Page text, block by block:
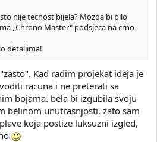
nije tecnost bijela? Mozda bi bilo
,,Chrono Master" podsjeca na crno-
detaljima!
Kad radim projekat ideja je
racuna i ne preterati sa
bojama. bela bi izgubila svoju
belinom unutrasnjosti, zato sam
koja postize luksuzni izgled,